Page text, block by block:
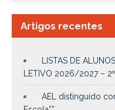
Artigos recentes
LISTAS DE
LETIVO 2026/2027 –
AEL distinguido